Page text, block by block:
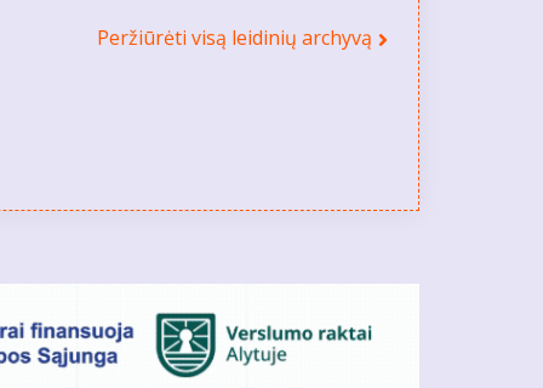
Peržiūrėti visą leidinių archyvą